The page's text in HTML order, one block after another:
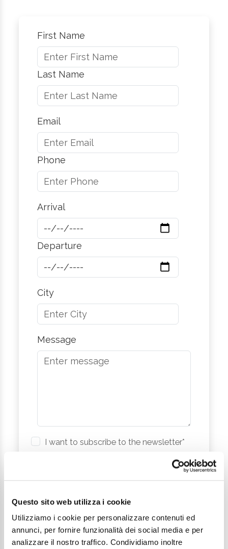
Questo sito web utilizza i cookie
Utilizziamo i cookie per personalizzare contenuti ed
annunci, per fornire funzionalità dei social media e per
analizzare il nostro traffico. Condividiamo inoltre
First Name
Last Name
Email
Phone
Arrival
Departure
City
Message
I want to subscribe to the newsletter*
Send Request